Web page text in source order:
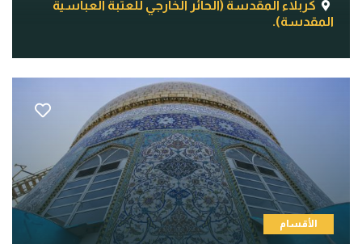
كربلاء المقدسة (الحائر الخارجي للعتبة العباسية
المقدسة).
الأقسام